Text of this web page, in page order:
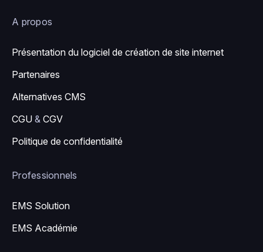
A propos
Présentation du logiciel de création de site internet
Partenaires
Alternatives CMS
CGU & CGV
Politique de confidentialité
Professionnels
EMS Solution
EMS Académie